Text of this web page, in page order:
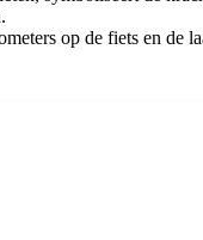
op de fiets en de